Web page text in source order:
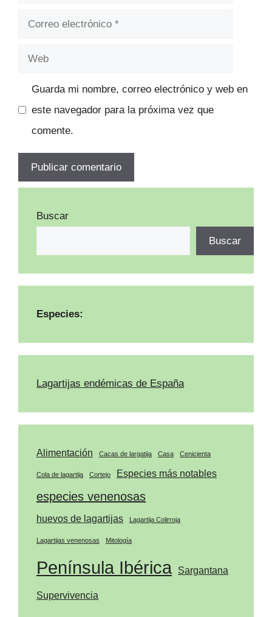
Correo
Web
Guarda mi nombre, correo electrónico y web en
este navegador para la próxima vez que
comente.
Buscar
Buscar
Especies:
Lagartijas endémicas de España
Alimentación Cacas de largatija Casa Cenicienta
Cola de lagartija Cortejo Especies más notables
especies venenosas
huevos de lagartijas Lagartija Colirroja
Lagartijas venenosas Mitología
Península Ibérica Sargantana
Supervivencia